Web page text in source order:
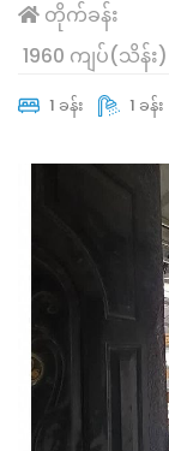
တိုက်ခန်း
1960 ကျပ်(သိန်း)
1 ခန်း 1 ခန်း